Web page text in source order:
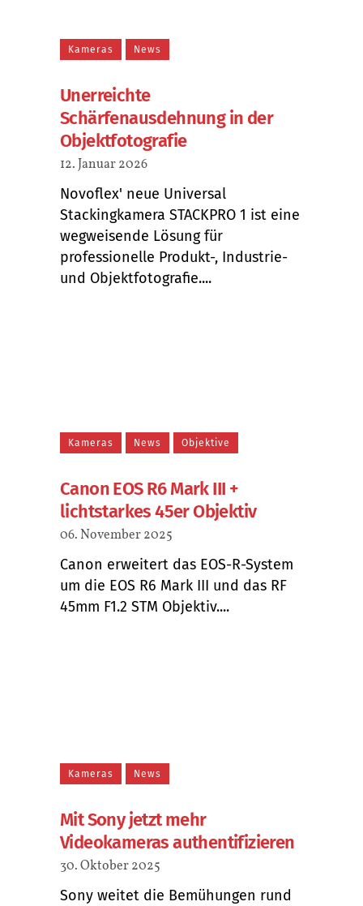
Kameras News
Unerreichte
Schärfenausdehnung in der
Objektfotografie
12. Januar 2026
Novoflex' neue Universal
Stackingkamera STACKPRO 1 ist eine
wegweisende Lösung für
professionelle Produkt-, Industrie-
und Objektfotografie....
Kameras News Objektive
Canon EOS R6 Mark III +
lichtstarkes 45er Objektiv
06. November 2025
Canon erweitert das EOS-R-System
um die EOS R6 Mark III und das RF
45mm F1.2 STM Objektiv....
Kameras News
Mit Sony jetzt mehr
Videokameras authentifizieren
30. Oktober 2025
Sony weitet die Bemühungen rund